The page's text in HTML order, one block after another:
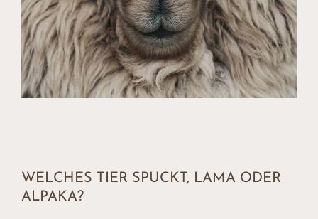
nachwachsen. Das kennt man von keinem anderen
Paarhufer. Lamas stammen von den größeren
Guanakos ab, ebenfalls eine wildlebende Art aus der
Familie der Kamele, die in Südamerika anzutreffen ist.
Sie sind die Stammform der bei uns bekannten
domestizierten Lamas.
Rein äußerlich betrachtet ist die Größe eines der
Zentimetern und sind damit deutlich kleiner. Die
Damen in der Herde vom Hinterwalderhof dürfen also
WELCHES TIER SPUCKT, LAMA ODER
ALPAKA?